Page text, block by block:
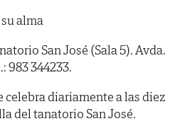
alma
San José (Sala 5). Avda.
983 344233.
celebra diariamente a las diez
del tanatorio San José.